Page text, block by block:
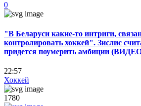
0
"В Беларуси какие-то интриги,
контролировать хоккей". Зислис
придется поумерить амбиции
22:57
Хоккей
1780